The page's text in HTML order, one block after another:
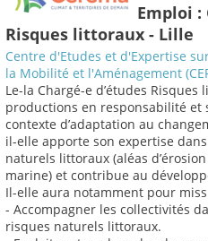
Emploi :
Risques littoraux - Lille
Centre d'Etudes et d'Expertise
la Mobilité et l'Aménagement
Le-la Chargé-e d’études
productions en responsabilité et
contexte d’adaptation au
il-elle apporte son expertise
naturels littoraux (aléas
marine) et contribue au
Il-elle aura notamment pour
- Accompagner les collectivités
risques naturels littoraux.